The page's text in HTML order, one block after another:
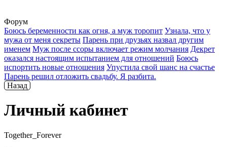
Форум
Боюсь беременности как огня, а муж торопит Узнала, что у
мужа от меня секреты Парень при друзьях назвал другим
именем Муж после ссоры включает режим молчания Декрет
оказался настоящим испытанием для отношений Боюсь
испортить новые отношения Упустила свой шанс на счастье
Парень решил отложить свадьбу. Я разбита.
Назад
Личный кабинет
Together_Forever